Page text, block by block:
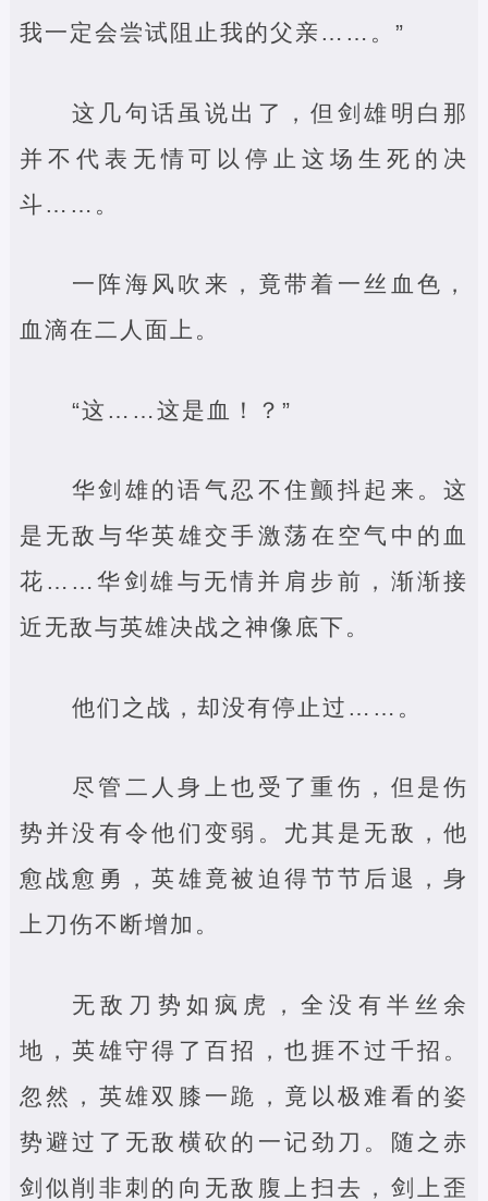
我一定会尝试阻止我的父亲……。”
这几句话虽说出了，但剑雄明白那
并不代表无情可以停止这场生死的决
斗……。
一阵海风吹来，竟带着一丝血色，
血滴在二人面上。
“这……这是血！？”
华剑雄的语气忍不住颤抖起来。这
是无敌与华英雄交手激荡在空气中的血
花……华剑雄与无情并肩步前，渐渐接
近无敌与英雄决战之神像底下。
他们之战，却没有停止过……。
尽管二人身上也受了重伤，但是伤
势并没有令他们变弱。尤其是无敌，他
愈战愈勇，英雄竟被迫得节节后退，身
上刀伤不断增加。
无敌刀势如疯虎，全没有半丝余
地，英雄守得了百招，也捱不过千招。
忽然，英雄双膝一跪，竟以极难看的姿
势避过了无敌横砍的一记劲刀。随之赤
剑似削非刺的向无敌腹上扫去，剑上歪